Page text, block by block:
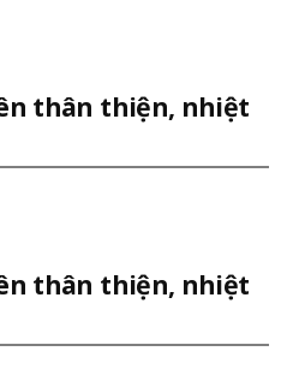
thân thiện, nhiệt
thân thiện, nhiệt